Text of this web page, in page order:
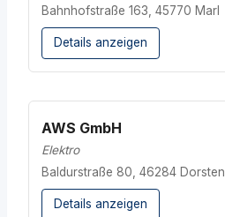
Bahnhofstraße 163, 45770 Marl
Details anzeigen
AWS GmbH
Elektro
Baldurstraße 80, 46284 Dorsten
Details anzeigen